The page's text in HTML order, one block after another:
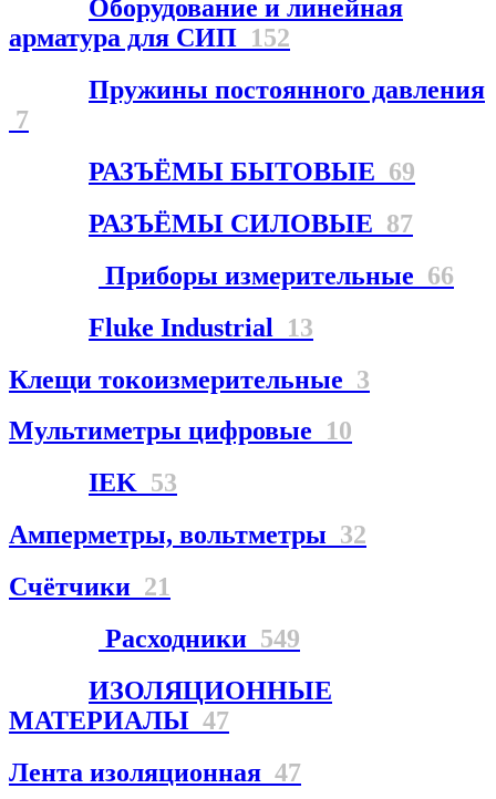
Оборудование и линейная
арматура для СИП 152
Пружины постоянного давления
7
РАЗЪЁМЫ БЫТОВЫЕ 69
РАЗЪЁМЫ СИЛОВЫЕ 87
Приборы измерительные 66
Fluke Industrial 13
Клещи токоизмерительные 3
Мультиметры цифровые 10
IEK 53
Амперметры, вольтметры 32
Счётчики 21
Расходники 549
ИЗОЛЯЦИОННЫЕ
МАТЕРИАЛЫ 47
Лента изоляционная 47